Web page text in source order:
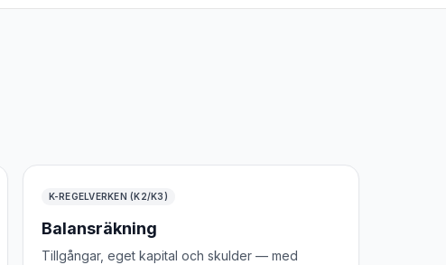
K-REGELVERKEN (K2/K3)
Balansräkning
Tillgångar, eget kapital och skulder — med